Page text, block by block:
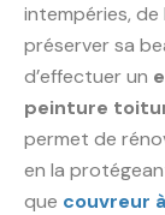
intempéries,
préserver sa
d’effectuer un
peinture
permet de
en la
que couvreur